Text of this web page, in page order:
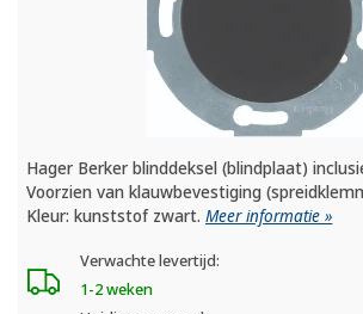
Hager Berker blinddeksel (blindplaat)
Voorzien van klauwbevestiging
Kleur: kunststof zwart.Meer informatie »
Verwachte levertijd:
1-2 weken